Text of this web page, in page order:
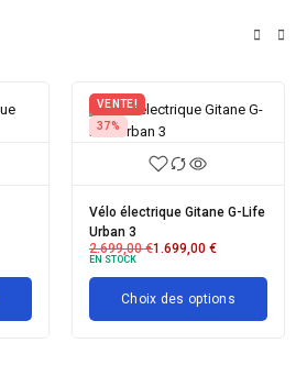
VENTE!
37%
Vélo électrique Gitane G-Life
Urban 3
2.699,00€1.699,00 €
EN STOCK
Choix des options